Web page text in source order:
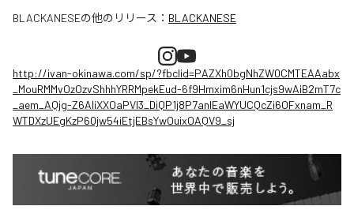
BLACKANESEの他のリリース： BLACKANESE
http://ivan-okinawa.com/sp/?fbclid=PAZXh0bgNhZW0CMTEAAabx
_MouRMMvOzOzvShhhYRRMpekEud-6f9Hmxim6nHun1cjs9wAiB2mT7c
_aem_AQjg-Z6AIiXXOaPVl3_DiQP1j8P7anlEaWYUCQcZi6OFxnam_R
WTDXzUEgKzP60jw54iEtjEBsYwOuixOAQV9_sj